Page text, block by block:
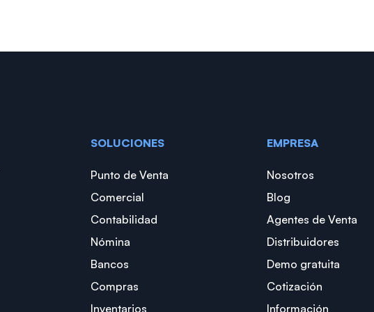
SOLUCIONES
Punto de Venta
Comercial
Contabilidad
Nómina
Bancos
Compras
Inventarios
EMPRESA
Nosotros
Blog
Agentes de Venta
Distribuidores
Demo gratuita
Cotización
Información